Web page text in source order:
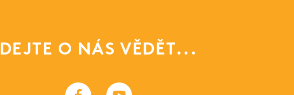
DEJTE O NÁS VĚDĚT...